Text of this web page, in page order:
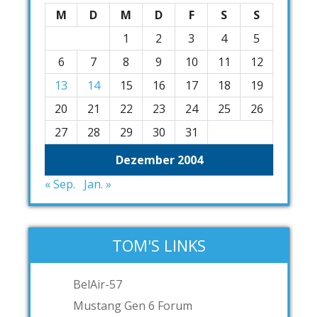
Dezember 2004
M D M D F S
S
1
2 3 4
5
6
7 8 9 10 11
12
13
14 15 16 17 18
19
20
21 22 23 24 25
26
27
28 29 30 31
« Sep. Jan. »
TOM'S LINKS
BelAir-57
Mustang Gen 6 Forum